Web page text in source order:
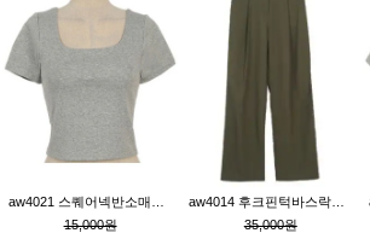
15,000원
35,000원